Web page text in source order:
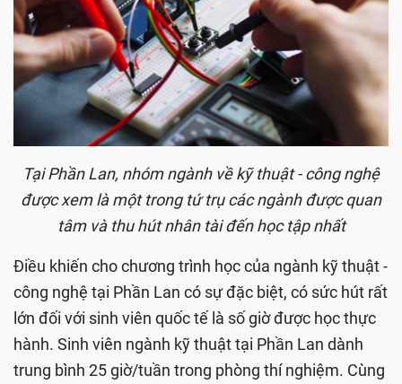
Tại Phần Lan, nhóm ngành về kỹ thuật - công nghệ
được xem là một trong tứ trụ các ngành được quan
tâm và thu hút nhân tài đến học tập nhất
Điều khiến cho chương trình học của ngành kỹ thuật -
công nghệ tại Phần Lan có sự đặc biệt, có sức hút rất
lớn đối với sinh viên quốc tế là số giờ được học thực
hành. Sinh viên ngành kỹ thuật tại Phần Lan dành
trung bình 25 giờ/tuần trong phòng thí nghiệm. Cùng